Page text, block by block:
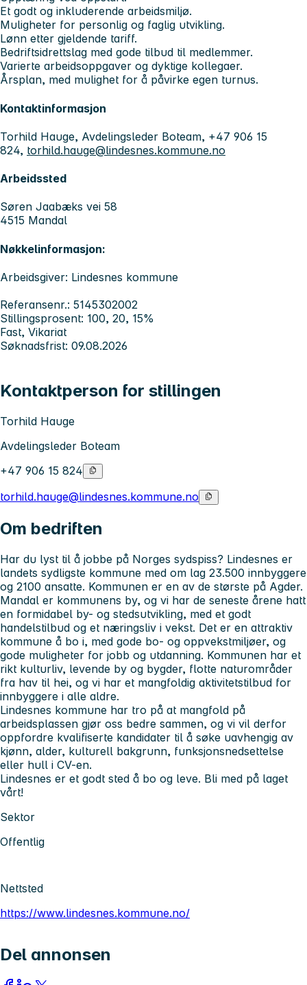
Et godt og inkluderende arbeidsmiljø.
Muligheter for personlig og faglig utvikling.
Lønn etter gjeldende tariff.
Bedriftsidrettslag med gode tilbud til medlemmer.
Varierte arbeidsoppgaver og dyktige kollegaer.
Årsplan, med mulighet for å påvirke egen turnus.
Kontaktinformasjon
Torhild Hauge, Avdelingsleder Boteam, +47 906 15
824, torhild.hauge@lindesnes.kommune.no
Arbeidssted
Søren Jaabæks vei 58
4515 Mandal
Nøkkelinformasjon:
Arbeidsgiver: Lindesnes kommune
Referansenr.: 5145302002
Stillingsprosent: 100, 20, 15%
Fast, Vikariat
Søknadsfrist: 09.08.2026
Kontaktperson for stillingen
Torhild Hauge
Avdelingsleder Boteam
+47 906 15 824
torhild.hauge@lindesnes.kommune.no
Om bedriften
Har du lyst til å jobbe på Norges sydspiss? Lindesnes er
landets sydligste kommune med om lag 23.500 innbyggere
og 2100 ansatte. Kommunen er en av de største på Agder.
Mandal er kommunens by, og vi har de seneste årene hatt
en formidabel by- og stedsutvikling, med et godt
handelstilbud og et næringsliv i vekst. Det er en attraktiv
kommune å bo i, med gode bo- og oppvekstmiljøer, og
gode muligheter for jobb og utdanning. Kommunen har et
rikt kulturliv, levende by og bygder, flotte naturområder
fra hav til hei, og vi har et mangfoldig aktivitetstilbud for
innbyggere i alle aldre.
Lindesnes kommune har tro på at mangfold på
arbeidsplassen gjør oss bedre sammen, og vi vil derfor
oppfordre kvalifiserte kandidater til å søke uavhengig av
kjønn, alder, kulturell bakgrunn, funksjonsnedsettelse
eller hull i CV-en.
Lindesnes er et godt sted å bo og leve. Bli med på laget
vårt!
Sektor
Offentlig
Nettsted
https://www.lindesnes.kommune.no/
Del annonsen